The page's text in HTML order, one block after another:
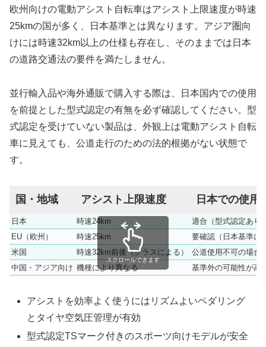
欧州向けの電動アシスト自転車はアシスト上限速度が時速
25kmの国が多く、日本基準とは異なります。アジア圏向
けには時速32km以上の仕様も存在し、そのままでは日本
の道路交通法の要件を満たしません。
並行輸入品や海外通販で購入する際は、日本国内での使用
を前提とした型式認定の有無を必ず確認してください。型
式認定を受けていない製品は、外観上は電動アシスト自転
車に見えても、公道走行のための法的根拠がない状態で
す。
国・地域 アシスト上限速度 日本での使用
日本 時速24km
適合（型式認定あり
EU（欧州）
時速25km
要確認（日本基準に
米国
時速32km前後（クラスによる）
公道使用不可の場合
中国・アジア向け 機種により異なる 基準外の可能性が高
スクロールできます
アシストを効率よく使うにはリズムよいペダリング
とタイヤ空気圧管理が有効
型式認定TSマーク付きのスポーツ向けモデルが安全